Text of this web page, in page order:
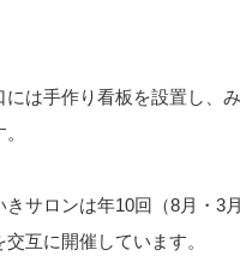
には手作り看板を設置し、
きサロンは年10回（8月・3
交互に開催しています。